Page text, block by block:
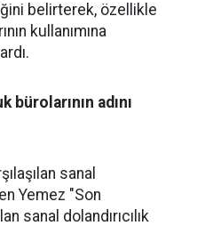
belirterek, özellikle
kullanımına
bürolarının adını
sanal
Yemez "Son
sanal dolandırıcılık